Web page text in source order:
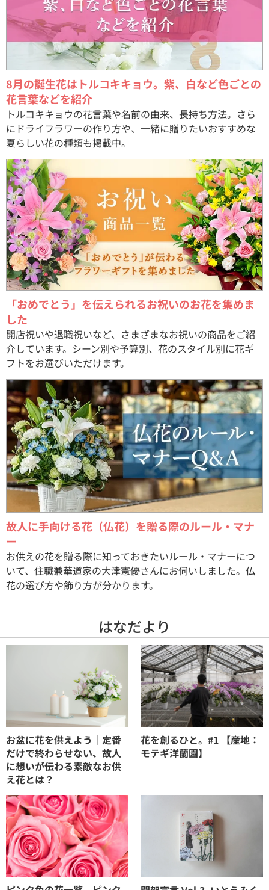
8月の誕生花はトルコキキョウ。紫、白など色ごとの
花言葉などを紹介
トルコキキョウの花言葉や名前の由来、長持ち方法。さら
にドライフラワーの作り方や、一緒に贈りたいおすすめな
夏らしい花の種類も掲載中。
「おめでとう」を伝えられるお祝いのお花を集めま
した
開店祝いや退職祝いなど、さまざまなお祝いの商品をご紹
介しています。シーン別や予算別、花のスタイル別に花ギ
フトをお選びいただけます。
故人に手向ける花（仏花）を贈る際のルール・マナ
ー
お供えの花を贈る際に知っておきたいルール・マナーにつ
いて、住職兼華道家の大津憲優さんにお伺いしました。仏
花の選び方や飾り方が分かります。
はなだより
お盆に花を供えよう｜定番
だけで終わらせない、故人
に想いが伝わる素敵なお供
え花とは？
花を創るひと。#1 【産地：
モテギ洋蘭園】